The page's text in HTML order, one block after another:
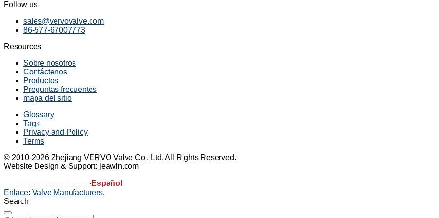
Follow us
sales@vervovalve.com
86-577-67007773
Resources
Sobre nosotros
Contáctenos
Productos
Preguntas frecuentes
mapa del sitio
Glossary
Tags
Privacy and Policy
Terms
© 2010-2026 Zhejiang VERVO Valve Co., Ltd, All Rights Reserved.
Website Design & Support: jeawin.com
-Español
Enlace: Valve Manufacturers.
Search